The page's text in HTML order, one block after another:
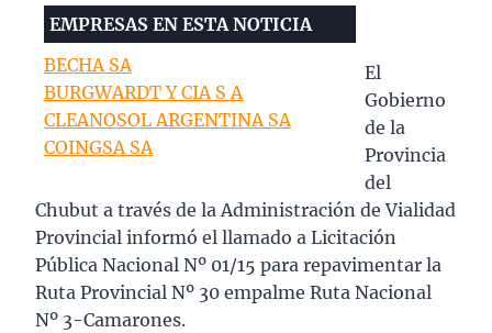
EMPRESAS EN ESTA NOTICIA
BECHA SA
BURGWARDT Y CIA S A
CLEANOSOL ARGENTINA SA
COINGSA SA
El
Gobierno
de la
Provincia
del
Chubut a través de la Administración de Vialidad
Provincial informó el llamado a Licitación
Pública Nacional Nº 01/15 para repavimentar la
Ruta Provincial Nº 30 empalme Ruta Nacional
Nº 3-Camarones.